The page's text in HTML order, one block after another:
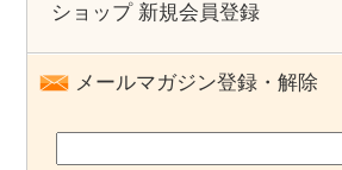
ショップ 新規会員登録
メールマガジン登録・解除